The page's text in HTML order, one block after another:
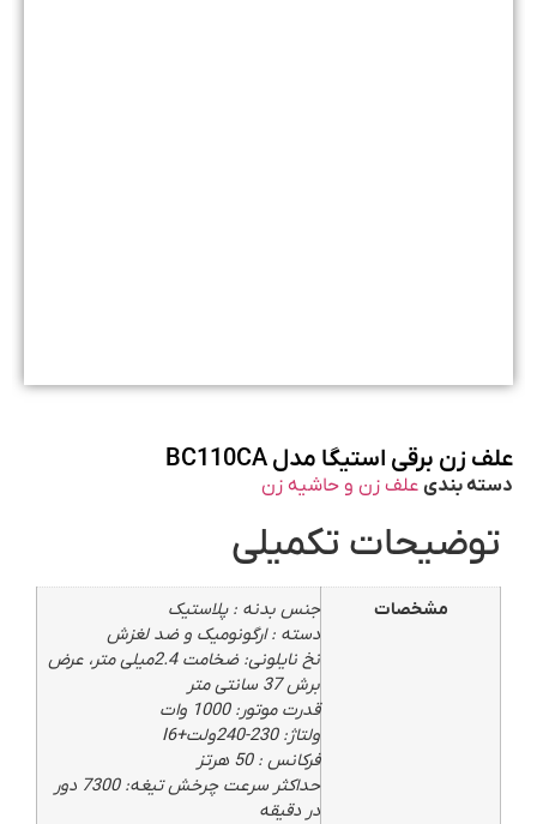
علف زن برقی استیگا مدل BC110CA
دسته بندی علف زن و حاشیه زن
توضیحات تکمیلی
مشخصات
جنس بدنه : پلاستیک
دسته : ارگونومیک و ضد لغزش
نخ نایلونی: ضخامت 2.4میلی متر، عرض
برش 37 سانتی متر
قدرت موتور: 1000 وات
ولتاژ: 230-240ولت+I6
فرکانس : 50 هرتز
حداکثر سرعت چرخش تیغه: 7300 دور
در دقیقه